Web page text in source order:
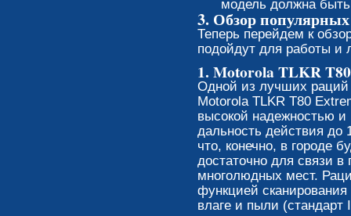
модель должна
3. Обзор
Теперь перейдем к
подойдут для работы и
1. Motorola TLKR
Одной из лучших раций
Motorola TLKR T80
высокой надежностью и
дальность действия до
что, конечно, в городе
достаточно для связи
многолюдных мест.
функцией сканирования
влаге и пыли (стандарт